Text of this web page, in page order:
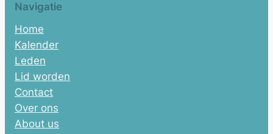
Navigatie
Home
Kalender
Leden
Lid worden
Contact
Over ons
About us